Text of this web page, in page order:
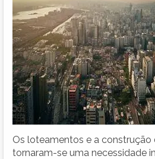
Os loteamentos e a construção
tornaram-se uma necessidade